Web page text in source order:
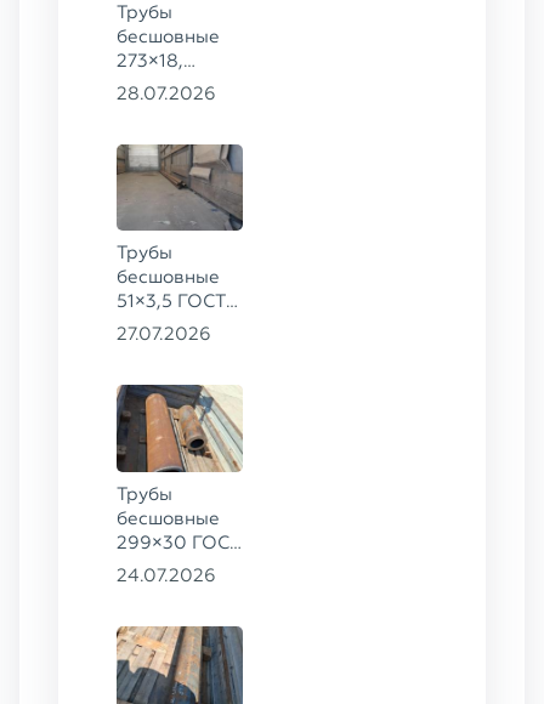
Трубы
бесшовные
273×18,
168×12 ГОСТ
28.07.2026
Трубы
бесшовные
51×3,5 ГОСТ
8732-78, ст.
27.07.2026
Трубы
бесшовные
299×30 ГОСТ
8732-78, ст.
78, ст.
30ХГСА
24.07.2026